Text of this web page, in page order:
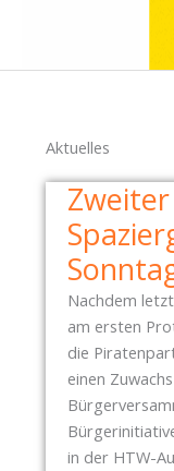
Aktuelles
Nachdem
am ersten
die
einen
in der HTW-